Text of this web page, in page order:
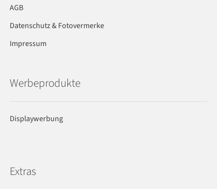
AGB
Datenschutz & Fotovermerke
Impressum
Werbeprodukte
Displaywerbung
Extras